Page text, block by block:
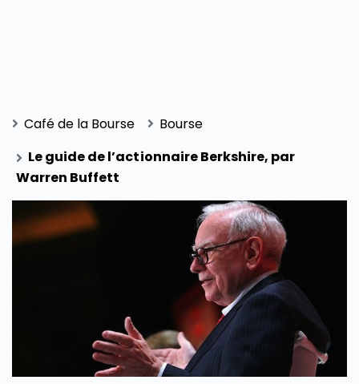
Café de la Bourse
Bourse
Le guide de l’actionnaire Berkshire, par
Warren Buffett